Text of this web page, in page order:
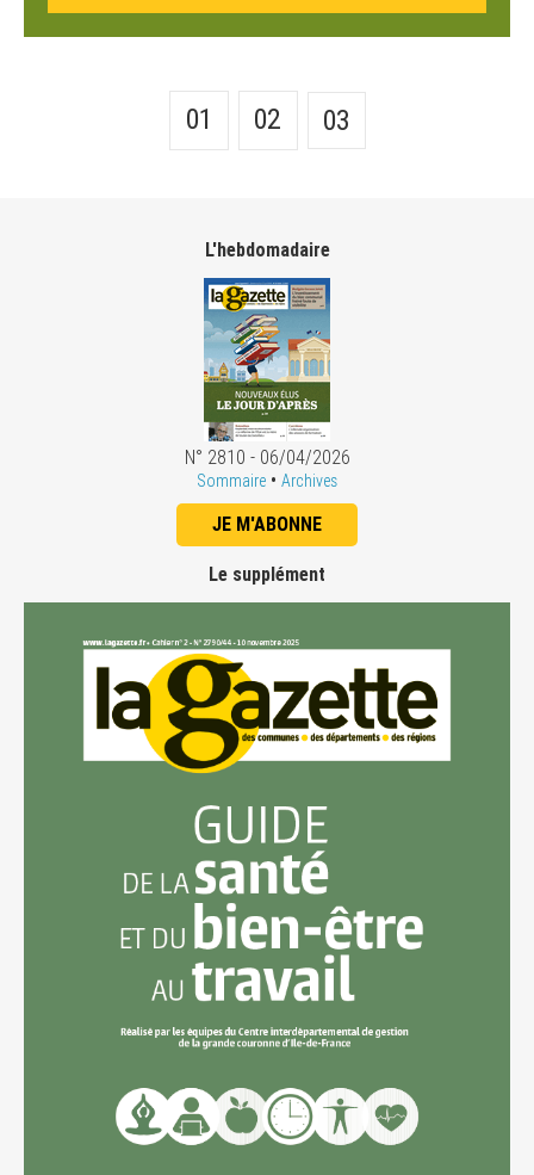
01 02 03
L'hebdomadaire
N° 2810 - 06/04/2026
Sommaire • Archives
JE M'ABONNE
Le supplément